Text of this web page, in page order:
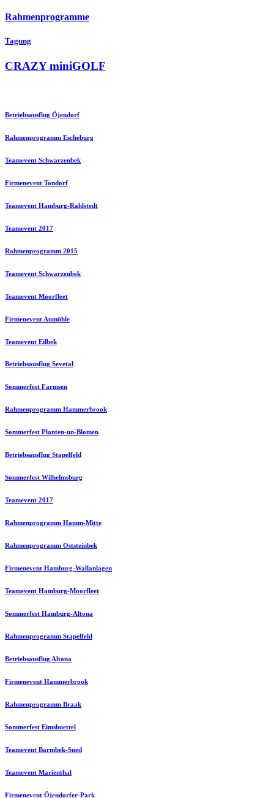
Rahmenprogramme
Tagung
CRAZY miniGOLF
Betriebsausflug Öjendorf
Rahmenprogramm Escheburg
Teamevent Schwarzenbek
Firmenevent Tondorf
Teamevent Hamburg-Rahlstedt
Teamevent 2017
Rahmenprogramm 2015
Teamevent Schwarzenbek
Teamevent Moorfleet
Firmenevent Aumühle
Teamevent Eilbek
Betriebsausflug Sevetal
Sommerfest Farmsen
Rahmenprogramm Hammerbrook
Sommerfest Planten-un-Blomen
Betriebsausflug Stapelfeld
Sommerfest Wilhelmsburg
Teamevent 2017
Rahmenprogramm Hamm-Mitte
Rahmenprogramm Oststeinbek
Firmenevent Hamburg-Wallanlagen
Teamevent Hamburg-Moorfleet
Sommerfest Hamburg-Altona
Rahmenprogramm Stapelfeld
Betriebsausflug Altona
Firmenevent Hammerbrook
Rahmenprogramm Braak
Sommerfest Eimsbuettel
Teamevent Barmbek-Sued
Teamevent Marienthal
Firmenevent Öjendorfer-Park